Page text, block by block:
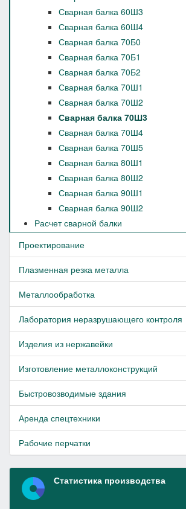
Сварная балка 60Ш3
Сварная балка 60Ш4
Сварная балка 70Б0
Сварная балка 70Б1
Сварная балка 70Б2
Сварная балка 70Ш1
Сварная балка 70Ш2
Сварная балка 70Ш3
Сварная балка 70Ш4
Сварная балка 70Ш5
Сварная балка 80Ш1
Сварная балка 80Ш2
Сварная балка 90Ш1
Сварная балка 90Ш2
Расчет сварной балки
Проектирование
Плазменная резка металла
Металлообработка
Лаборатория неразрушающего контроля
Изделия из нержавейки
Изготовление металлоконструкций
Быстровозводимые здания
Аренда спецтехники
Рабочие перчатки
Статистика производства